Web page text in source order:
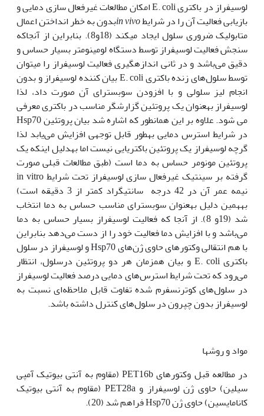
لوسیفراز در باکتری E. coli امکان مطالعات غیرفعال سازی دمایی و
بازیابی فعالیت آن را در شرایطin vivoبدون به خطر انداختن اعمال
متابولیک ضروری سلول ایجاد می‫کند (18و8). بنابراین از آن‫جا‫که
سنجش فعالیت لوسیفراز توسط دستگاه لومینومتر بسیار حساس و
دقیق می‌باشد و در ثانی اندازه‫گیری فعالیت لوسیفراز را می‫توان
توسط سلول‌های زنده باکتری E. coli بیان کننده لوسیفراز و بدون
انجام لیز سلولی و با افزودن سوبسترای آن صورت داد، لذا
لوسیفراز به‫عنوان یک پروتئین گزارش‫گر مناسب در باکتری معرفی
می شود. علاوه بر این همان‫طور که اشاره شد بیان پروتئین Hsp70
در شرایط استرس دمایی به‫طور قابل توجهی افزایش می‌یابد لذا
گرچه لوسیفراز یک پروتئین باکتریایی نیست اما به‫دلیل اینکه یک
پروتئین مونومر حساس به دما است (طبق مطالعات قبلی صورت
گرفته بر سینتیک غیرفعال سازی لوسیفراز تحت شرایط in vitro
نیمه عمر آن در 42 درجه سانتی‫گراد کمتر از 3 دقیقه است)
به‫همین دلیل به‫عنوان سوبسترای مناسب حساس به دما انتخاب
شد (19و 8). از آنجا که فعالیت لوسیفراز بسیار حساس به دما
می‌باشد و با افزایش دما فعالیت خود را از دست می‌دهد بنابراین
با هم انتقالی وکتورهای حاوی ژن‌های Hsp70 و لوسیفراز در سلول
باکتری E. coli و بیان هم‫زمان هر دو پروتئین درسلول، انتظار
می‌رود که تحت شرایط استرس‌‌های دمایی درصد فعالیت لوسیفراز
در سلول‌های کوترنسفرم شده تفاوت قابل ملاحظه‌ای نسبت به
لوسیفراز بدون چپرون در سلول‌های کنترل داشته باشد.
مواد و روش‫ها
در مطالعه قبل وکتورهای PET16b (مقاوم به آنتی بیوتیک آمپی
سیلین) حاوی ژن لوسیفراز و PET28a (مقاوم به آنتی بیوتیک
کانامایسین) حاوی ژن Hsp70 فراهم شد (20).